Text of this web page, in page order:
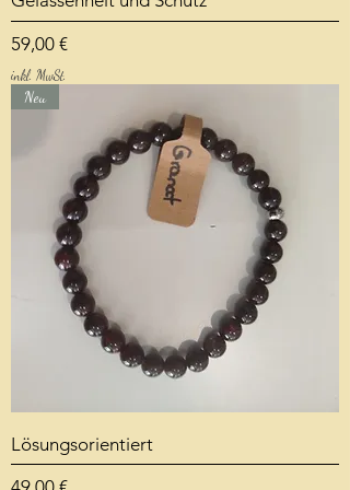
Preis
59,00 €
inkl. MwSt.
Neu
Lösungsorientiert